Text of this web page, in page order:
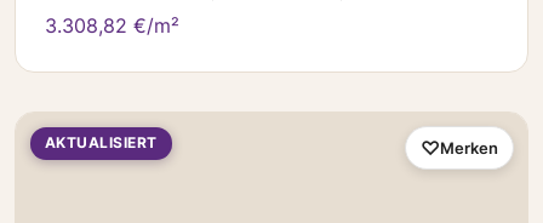
3.308,82 €/m²
AKTUALISIERT Merken